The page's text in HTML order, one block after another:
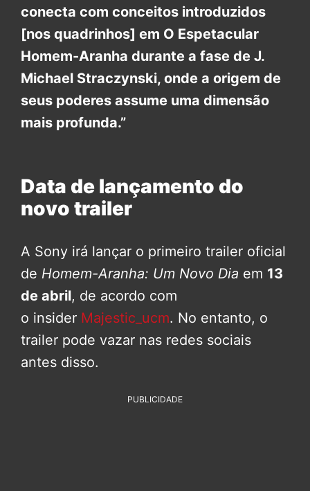
conecta com conceitos introduzidos
[nos quadrinhos] em O Espetacular
Homem-Aranha durante a fase de J.
Michael Straczynski, onde a origem de
seus poderes assume uma dimensão
mais profunda.”
Data de lançamento do
novo trailer
A Sony irá lançar o primeiro trailer oficial
de Homem-Aranha: Um Novo Dia em 13
de abril, de acordo com
o insider Majestic_ucm. No entanto, o
trailer pode vazar nas redes sociais
antes disso.
PUBLICIDADE